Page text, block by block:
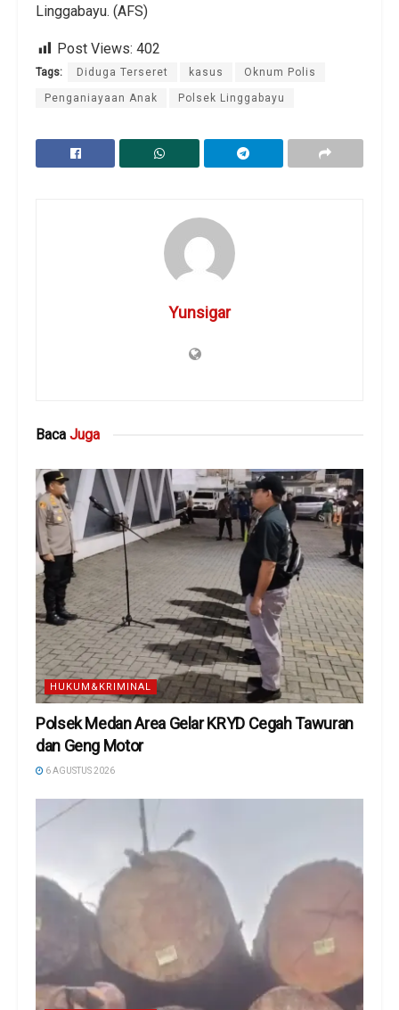
Linggabayu. (AFS)
Post Views: 402
Tags: Diduga Terseret kasus Oknum Polis
Penganiayaan Anak Polsek Linggabayu
Yunsigar
Baca Juga
HUKUM&KRIMINAL
Polsek Medan Area Gelar KRYD Cegah Tawuran
dan Geng Motor
6 AGUSTUS 2026